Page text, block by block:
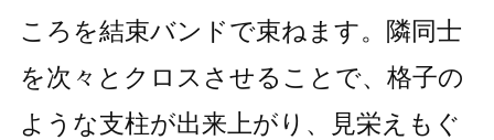
ころを結束バンドで束ねます。隣同士
を次々とクロスさせることで、格子の
ような支柱が出来上がり、見栄えもぐ